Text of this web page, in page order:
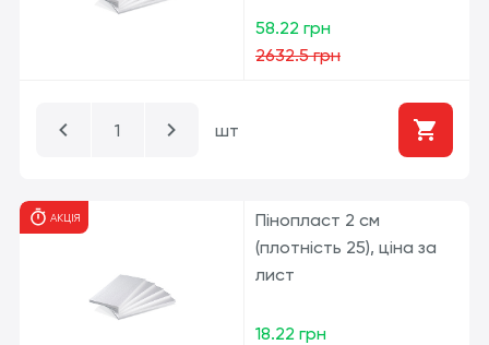
58.22 грн
2632.5 грн
шт
АКЦІЯ
Пінопласт 2 см
(плотність 25), ціна за
лист
18.22 грн